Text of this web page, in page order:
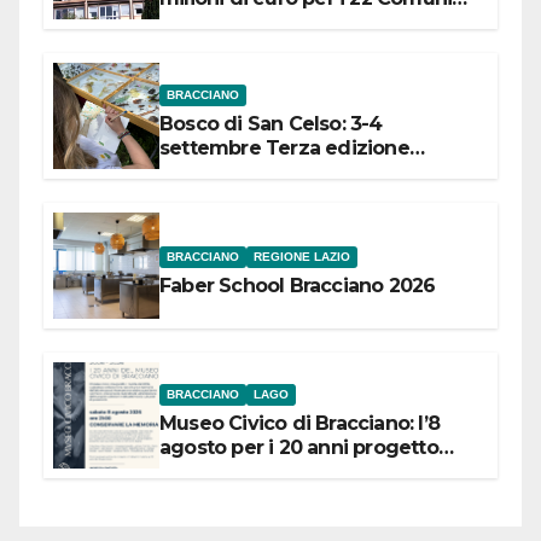
BRACCIANO
Bosco di San Celso: 3-4
settembre Terza edizione
BRACCIANO REGIONE LAZIO
Faber School Bracciano 2026
BRACCIANO LAGO
Museo Civico di Bracciano: l’8
agosto per i 20 anni progetto